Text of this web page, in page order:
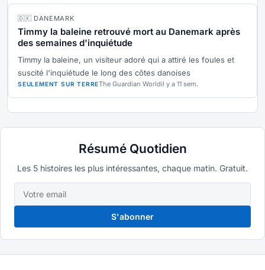
🇩🇰 DANEMARK
Timmy la baleine retrouvé mort au Danemark après
des semaines d'inquiétude
Timmy la baleine, un visiteur adoré qui a attiré les foules et
suscité l'inquiétude le long des côtes danoises
SEULEMENT SUR TERREThe Guardian Worldil y a 11 sem.
Résumé Quotidien
Les 5 histoires les plus intéressantes, chaque matin. Gratuit.
S'abonner